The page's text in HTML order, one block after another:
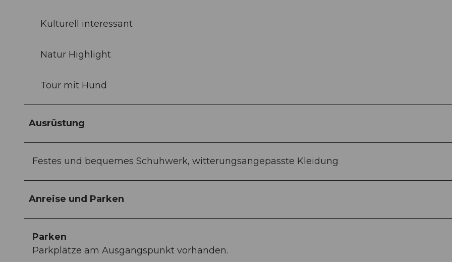
Kulturell interessant
Natur Highlight
Tour mit Hund
Ausrüstung
Festes und bequemes Schuhwerk, witterungsangepasste Kleidung
Anreise und Parken
Parken
Parkplätze am Ausgangspunkt vorhanden.